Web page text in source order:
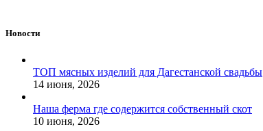
Новости
ТОП мясных изделий для Дагестанской свадьбы
14 июня, 2026
Наша ферма где содержится собственный скот
10 июня, 2026